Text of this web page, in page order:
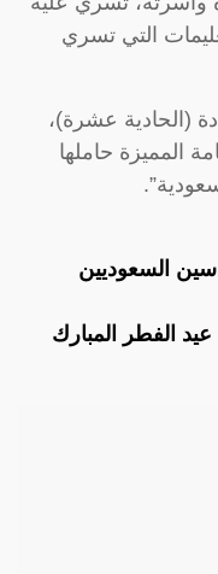
التي تسري
(2) من المادة (الحادية عشرة)،
المميزة حاملها
السعوديين
الفطر المبارك